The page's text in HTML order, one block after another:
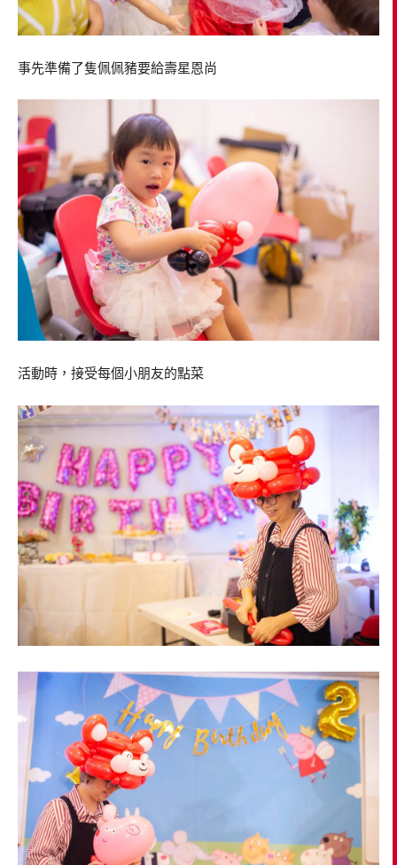
事先準備了隻佩佩豬要給壽星恩尚
活動時，接受每個小朋友的點菜